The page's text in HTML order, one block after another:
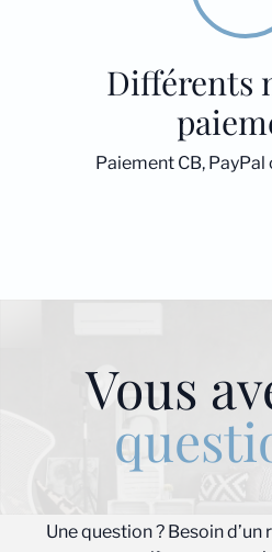
Différents
Paiement CB,
Vous
Une question ? Besoin